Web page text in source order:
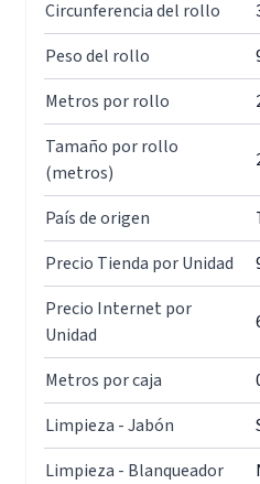
Circunferencia del rollo
Peso del rollo
Metros por rollo
Tamaño por rollo
(metros)
País de origen
Precio Tienda por Unidad
Precio Internet por
Unidad
Metros por caja
Limpieza - Jabón
Limpieza - Blanqueador